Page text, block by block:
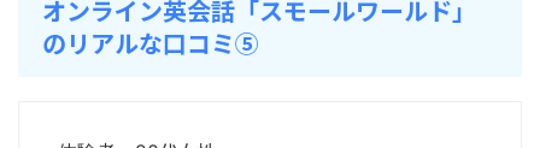
オンライン英会話「スモールワールド」
のリアルな口コミ⑤